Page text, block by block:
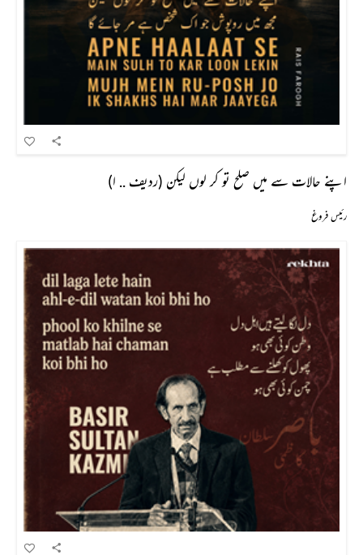
اپنے حالات سے میں صلح تو کر لوں لیکن (ردیف .. ا)
رئیس فروغ